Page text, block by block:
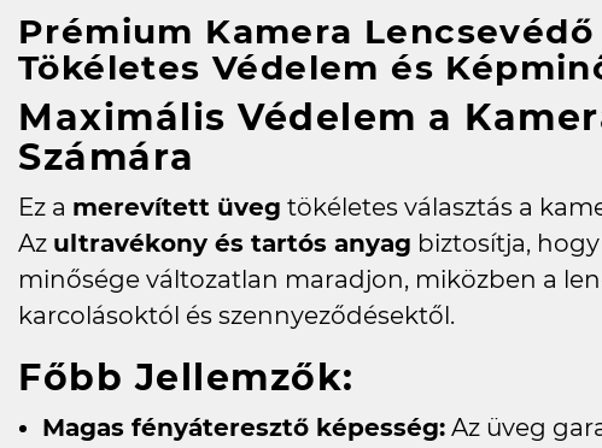
Prémium Kamera Lencsevédő
Tökéletes Védelem és
Maximális Védelem a
Számára
Ez a merevített üveg tökéletes választás a
Az ultravékony és tartós anyag biztosítja,
minősége változatlan maradjon, miközben a
karcolásoktól és szennyeződésektől.
Főbb Jellemzők:
Magas fényáteresztő képesség: Az üveg